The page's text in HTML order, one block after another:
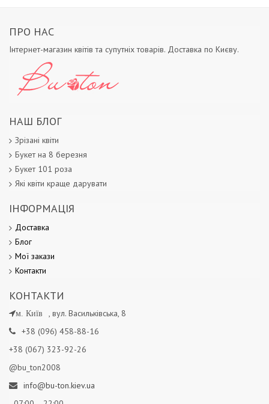
ПРО НАС
Інтернет-магазин квітів та супутніх товарів. Доставка по Києву.
НАШ БЛОГ
Зрізані квіти
Букет на 8 березня
Букет 101 роза
Які квіти краще дарувати
ІНФОРМАЦІЯ
Доставка
Блог
Мої закази
Контакти
КОНТАКТИ
м. Київ
, вул. Васильківська, 8
+38 (096) 458-88-16
+38 (067) 323-92-26
@bu_ton2008
info@bu-ton.kiev.ua